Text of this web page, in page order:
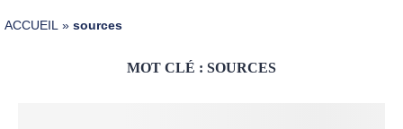
ACCUEIL » sources
MOT CLÉ : SOURCES